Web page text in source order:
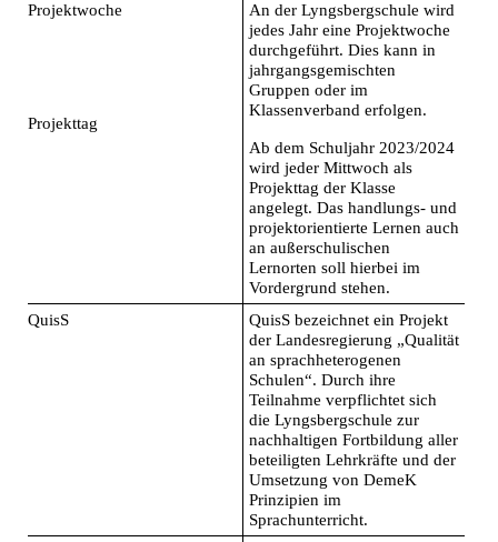
Projektwoche
Projekttag
An der Lyngsbergschule wird
jedes Jahr eine Projektwoche
durchgeführt. Dies kann in
jahrgangsgemischten
Gruppen oder im
Klassenverband erfolgen.
Ab dem Schuljahr 2023/2024
wird jeder Mittwoch als
Projekttag der Klasse
angelegt. Das handlungs- und
projektorientierte Lernen auch
an außerschulischen
Lernorten soll hierbei im
Vordergrund stehen.
QuisS
QuisS bezeichnet ein Projekt
der Landesregierung „Qualität
an sprachheterogenen
Schulen“. Durch ihre
Teilnahme verpflichtet sich
die Lyngsbergschule zur
nachhaltigen Fortbildung aller
beteiligten Lehrkräfte und der
Umsetzung von DemeK
Prinzipien im
Sprachunterricht.